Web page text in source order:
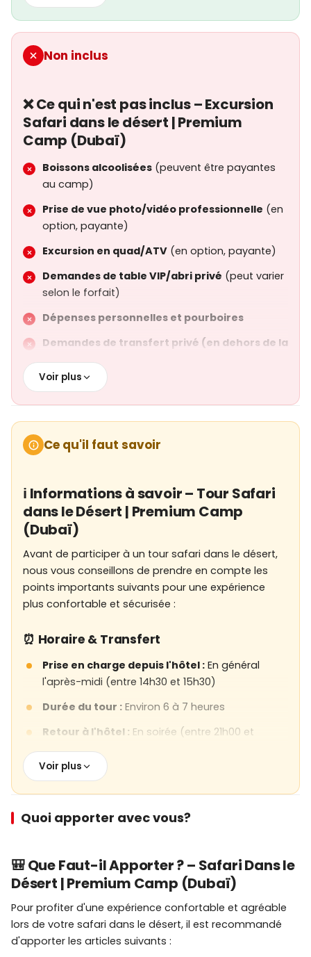
Boissons sans alcool à volonté (eau, sodas,
thé/café)
Spectacles en direct (danse orientale,
Activités culturelles (henna, photos en tenue
traditionnelle)
Service de tour assuré
Non inclus
❌ Ce qui n'est pas inclus – Excursion
Safari dans le désert | Premium
Camp (Dubaï)
Boissons alcoolisées (peuvent être payantes
au camp)
Prise de vue photo/vidéo professionnelle (en
option, payante)
Excursion en quad/ATV (en option, payante)
Demandes de table VIP/abri privé (peut varier
selon le forfait)
Dépenses personnelles et pourboires
Demandes de transfert privé (en dehors de la
ville ou surclassements en véhicule de luxe)
Voir plus
Ce qu'il faut savoir
ℹ️ Informations à savoir – Tour Safari
dans le Désert | Premium Camp
(Dubaï)
Avant de participer à un tour safari dans le désert,
nous vous conseillons de prendre en compte les
points importants suivants pour une expérience
plus confortable et sécurisée :
⏰ Horaire & Transfert
Prise en charge depuis l'hôtel : En général
l'après-midi (entre 14h30 et 15h30)
Durée du tour : Environ 6 à 7 heures
Retour à l'hôtel : En soirée (entre 21h00 et
22h00, cela peut varier selon le trafic)
Les horaires de prise en charge peuvent varier
selon l'emplacement de l'hôtel.
🚙 Dune Bashing
les femmes enceintes, les personnes ayant des
problèmes de dos ou de cou et celles ayant des
problèmes cardiaques.
Pour les personnes ne souhaitant pas faire de
dune bashing, uneoption de transfert direct
Voir plus
Quoi apporter avec vous?
🎒 Que Faut-il Apporter ? – Safari Dans le
Désert | Premium Camp (Dubaï)
Pour profiter d'une expérience confortable et agréable
lors de votre safari dans le désert, il est recommandé
d'apporter les articles suivants :